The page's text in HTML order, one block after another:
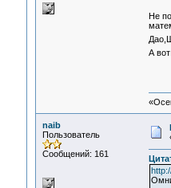
Не
А
naib
Пользователь
Сообщений: 161